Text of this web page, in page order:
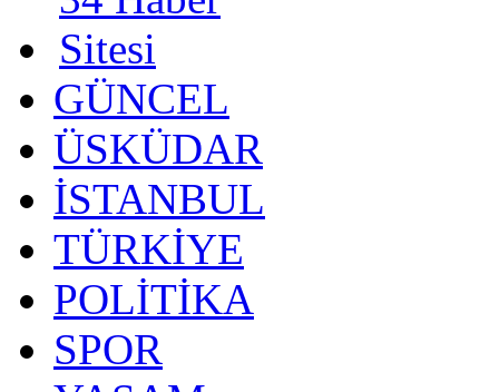
GÜNCEL
ÜSKÜDAR
İSTANBUL
TÜRKİYE
POLİTİKA
SPOR